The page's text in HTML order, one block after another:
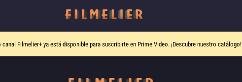
canal Filmelier+ya está disponible para suscribirte en Prime Video. ¡Descubre nuestro catálogo!